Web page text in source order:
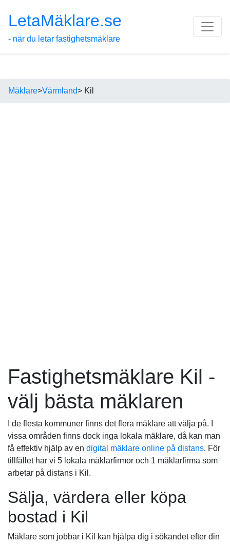
LetaMäklare.se
- när du letar fastighetsmäklare
Mäklare>Värmland> Kil
Fastighetsmäklare Kil -
välj bästa mäklaren
I de flesta kommuner finns det flera mäklare att välja på. I
vissa områden finns dock inga lokala mäklare, då kan man
få effektiv hjälp av en digital mäklare online på distans. För
tillfället har vi 5 lokala mäklarfirmor och 1 mäklarfirma som
arbetar på distans i Kil.
Sälja, värdera eller köpa
bostad i Kil
Mäklare som jobbar i Kil kan hjälpa dig i sökandet efter din